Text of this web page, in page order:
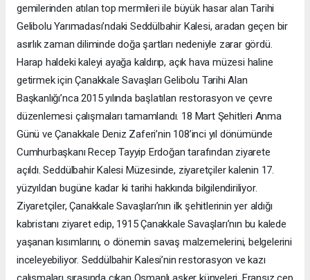
gemilerinden atılan top mermileri ile büyük hasar alan Tarihi
Gelibolu Yarımadası’ndaki Seddülbahir Kalesi, aradan geçen bir
asırlık zaman diliminde doğa şartları nedeniyle zarar gördü.
Harap haldeki kaleyi ayağa kaldırıp, açık hava müzesi haline
getirmek için Çanakkale Savaşları Gelibolu Tarihi Alan
Başkanlığı’nca 2015 yılında başlatılan restorasyon ve çevre
düzenlemesi çalışmaları tamamlandı. 18 Mart Şehitleri Anma
Günü ve Çanakkale Deniz Zaferi’nin 108’inci yıl dönümünde
Cumhurbaşkanı Recep Tayyip Erdoğan tarafından ziyarete
açıldı. Seddülbahir Kalesi Müzesinde, ziyaretçiler kalenin 17.
yüzyıldan bugüne kadar ki tarihi hakkında bilgilendiriliyor.
Ziyaretçiler, Çanakkale Savaşları’nın ilk şehitlerinin yer aldığı
kabristanı ziyaret edip, 1915 Çanakkale Savaşları’nın bu kalede
yaşanan kısımlarını, o dönemin savaş malzemelerini, belgelerini
inceleyebiliyor. Seddülbahir Kalesi’nin restorasyon ve kazı